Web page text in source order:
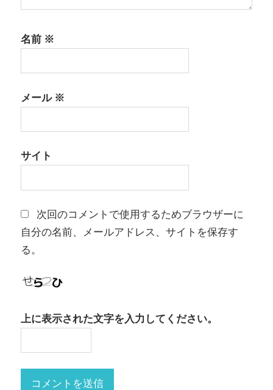
名前 ※
メール※
サイト
次回のコメントで使用するためブラウザーに
自分の名前、メールアドレス、サイトを保存す
る。
上に表示された文字を入力してください。